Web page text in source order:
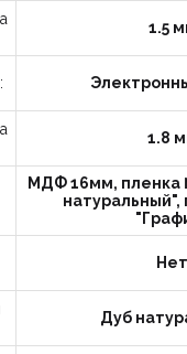
1.5
1.8
МДФ 16мм, пленка
Нет
Дуб
условия политики
и